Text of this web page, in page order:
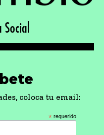
coloca tu email:
* requerido